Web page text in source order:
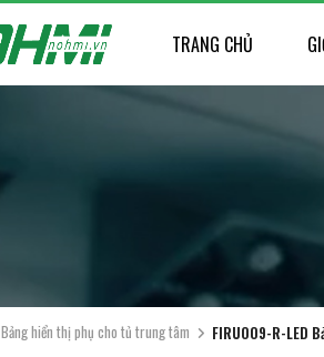
TRANG CHỦ
Bảng hiển thị phụ cho tủ trung tâm FIRU009-R-LED